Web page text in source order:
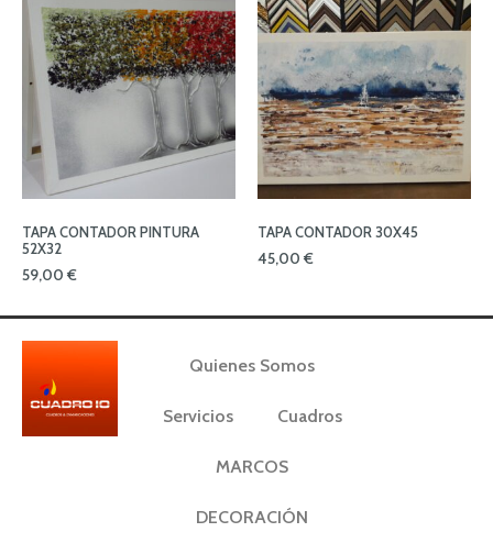
TAPA CONTADOR PINTURA
52X32
59,00 €
TAPA CONTADOR 30X45
45,00 €
Quienes Somos
Servicios Cuadros
MARCOS
DECORACIÓN